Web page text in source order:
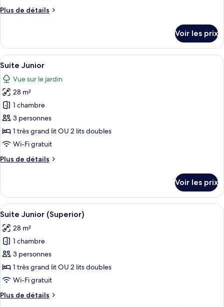
chambre :
(Superior)
Plus de détails
Plus
le
type
de
Suite
Junior
(Superior)
Voir les prix
Afficher
toutes
les
photos
pour
ce
type
de
chambre :
Suite
Un lit à baldaquin avec des tables de
9
Suite Junior
Vue sur le jardin
28 m²
1 chambre
3 personnes
1 très grand lit OU 2 lits doubles
Wi-Fi gratuit
Plus de détails
Plus
le
type
de
Suite
Junior
Voir les prix
Afficher
toutes
les
photos
pour
ce
type
chambre :
Un lit à baldaquin, une télévision,
9
Suite Junior (Superior)
28 m²
1 chambre
3 personnes
1 très grand lit OU 2 lits doubles
Wi-Fi gratuit
Plus de détails
Plus